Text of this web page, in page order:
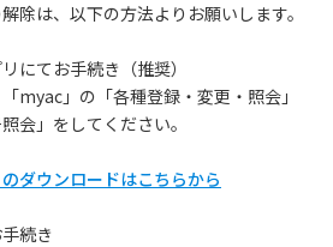
除は、以下の方法よりお願いします。
にてお手続き（推奨）
myac」の「各種登録・変更・照会」
会」をしてください。
ダウンロードはこちらから
続き